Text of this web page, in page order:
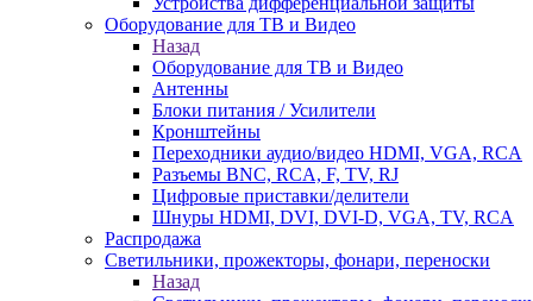
Оборудование для ТВ и Видео
Назад
Оборудование для ТВ и Видео
Антенны
Блоки питания / Усилители
Кронштейны
Переходники аудио/видео HDMI, VGA, RCA
Разъемы BNС, RCA, F, TV, RJ
Цифровые приставки/делители
Шнуры HDMI, DVI, DVI-D, VGA, TV, RCA
Распродажа
Светильники, прожекторы, фонари, переноски
Назад